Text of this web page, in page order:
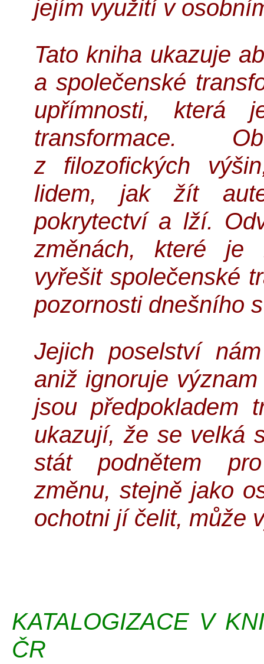
jejím využití v
Tato kniha ukazuje
a společenské
upřímnosti, která
transformace.
z filozofických
lidem, jak žít
pokrytectví a lží.
změnách, které je
vyřešit společenské
pozornosti dnešního
Jejich poselství
aniž ignoruje
jsou předpokladem
ukazují, že se velká
stát podnětem
změnu, stejně jako
ochotni jí čelit, může
KATALOGIZACE V
ČR